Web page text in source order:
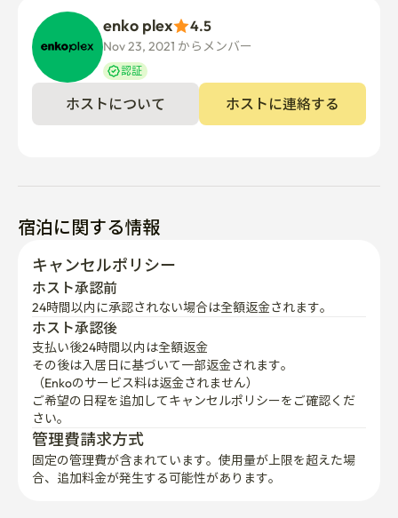
enko plex 4.5
Nov 23, 2021 からメンバー
認証
ホストについて ホストに連絡する
宿泊に関する情報
キャンセルポリシー
ホスト承認前
24時間以内に承認されない場合は全額返金されます。
ホスト承認後
支払い後24時間以内は全額返金
その後は入居日に基づいて一部返金されます。
（Enkoのサービス料は返金されません）
ご希望の日程を追加してキャンセルポリシーをご確認くだ
さい。
管理費請求方式
固定の管理費が含まれています。使用量が上限を超えた場
合、追加料金が発生する可能性があります。